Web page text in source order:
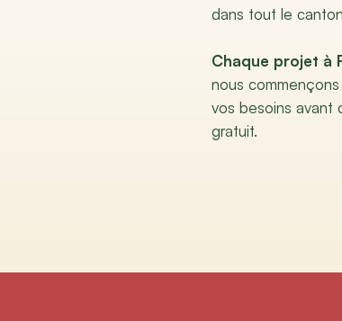
dans tout le
Chaque projet à
nous
vos besoins avant
gratuit.